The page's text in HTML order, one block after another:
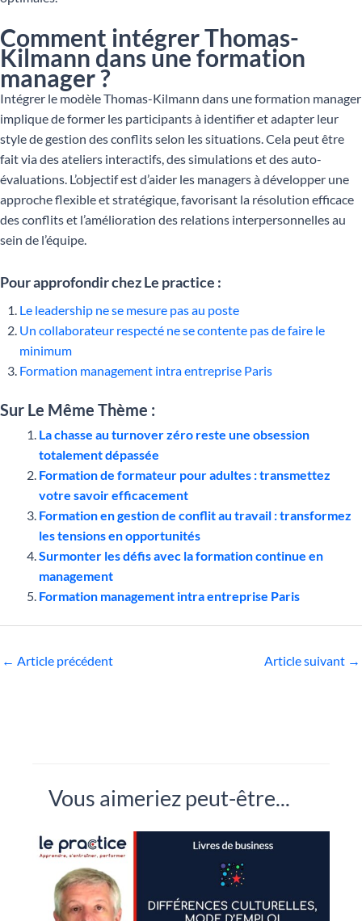
Comment intégrer Thomas-
Kilmann dans une formation
manager ?
Intégrer le modèle Thomas-Kilmann dans une formation manager
implique de former les participants à identifier et adapter leur
style de gestion des conflits selon les situations. Cela peut être
fait via des ateliers interactifs, des simulations et des auto-
évaluations. L’objectif est d’aider les managers à développer une
approche flexible et stratégique, favorisant la résolution efficace
des conflits et l’amélioration des relations interpersonnelles au
sein de l’équipe.
Pour approfondir chez Le practice :
Le leadership ne se mesure pas au poste
Un collaborateur respecté ne se contente pas de faire le
minimum
Formation management intra entreprise Paris
Sur Le Même Thème :
La chasse au turnover zéro reste une obsession
totalement dépassée
Formation de formateur pour adultes : transmettez
votre savoir efficacement
Formation en gestion de conflit au travail : transformez
les tensions en opportunités
Surmonter les défis avec la formation continue en
management
Formation management intra entreprise Paris
← Article précédent Article suivant →
Vous aimeriez peut-être...